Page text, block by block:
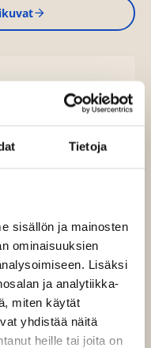
Tietoja
sisällön ja mainosten
ominaisuuksien
Lisäksi
ja analytiikka-
miten käytät
yhdistää näitä
heille tai joita on